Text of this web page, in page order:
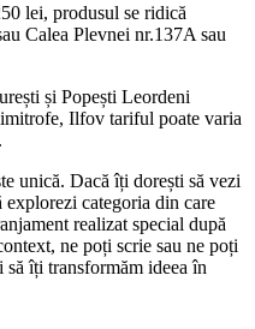
lei, produsul se ridică
Calea Plevnei nr.137A sau
și Popești Leordeni
Ilfov tariful poate varia
unică. Dacă îți dorești să vezi
categoria din care
realizat special după
ne poți scrie sau ne poți
îți transformăm ideea în